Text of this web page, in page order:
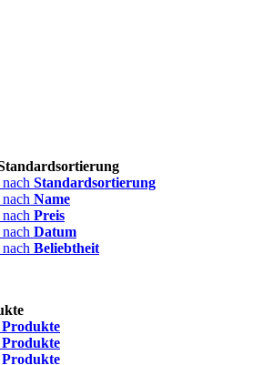
Standardsortierung
Name
Preis
Datum
Beliebtheit
Produkte
Produkte
Produkte